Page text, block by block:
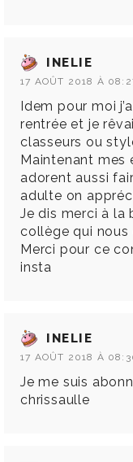
INELIE
17 AOÛT 2018 À
Idem pour moi
rentrée et je
classeurs ou
Maintenant
adorent aussi
adulte on
Je dis merci à la
collège qui nous
Merci pour ce
insta
INELIE
17 AOÛT 2018 À
Je me suis
chrissaulle